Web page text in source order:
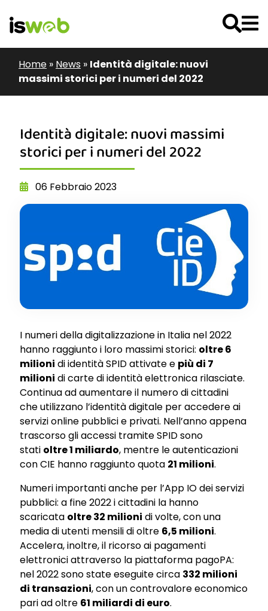
Home » News » Identità digitale: nuovi
massimi storici per i numeri del 2022
Identità digitale: nuovi massimi
storici per i numeri del 2022
06 Febbraio 2023
I numeri della digitalizzazione in Italia nel 2022
hanno raggiunto i loro massimi storici: oltre 6
milioni di identità SPID attivate e più di 7
milioni di carte di identità elettronica rilasciate.
Continua ad aumentare il numero di cittadini
che utilizzano l’identità digitale per accedere ai
servizi online pubblici e privati. Nell’anno appena
trascorso gli accessi tramite SPID sono
stati oltre 1 miliardo, mentre le autenticazioni
con CIE hanno raggiunto quota 21 milioni.
Numeri importanti anche per l’App IO dei servizi
pubblici: a fine 2022 i cittadini la hanno
scaricata oltre 32 milioni di volte, con una
media di utenti mensili di oltre 6,5 milioni.
Accelera, inoltre, il ricorso ai pagamenti
elettronici attraverso la piattaforma pagoPA:
nel 2022 sono state eseguite circa 332 milioni
di transazioni, con un controvalore economico
pari ad oltre 61 miliardi di euro.